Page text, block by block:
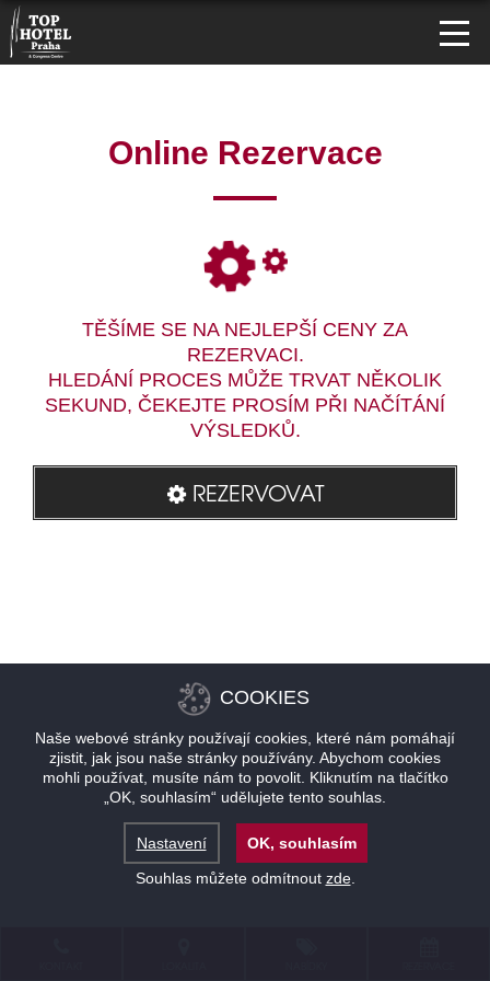
Online Rezervace
TĚŠÍME SE NA NEJLEPŠÍ CENY ZA
REZERVACI.
HLEDÁNÍ PROCES MŮŽE TRVAT NĚKOLIK
SEKUND, ČEKEJTE PROSÍM PŘI NAČÍTÁNÍ
VÝSLEDKŮ.
REZERVOVAT
COOKIES
Naše webové stránky používají cookies, které nám pomáhají
zjistit, jak jsou naše stránky používány. Abychom cookies
mohli používat, musíte nám to povolit. Kliknutím na tlačítko
„OK, souhlasím“ udělujete tento souhlas.
Nastavení
OK, souhlasím
Souhlas můžete odmítnout zde.